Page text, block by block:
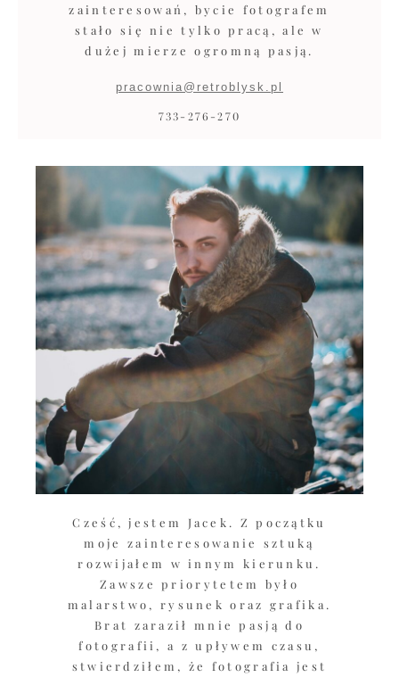
zainteresowań, bycie fotografem
stało się nie tylko pracą, ale w
dużej mierze ogromną pasją.
pracownia@retroblysk.pl
733-276-270
Cześć, jestem Jacek. Z początku
moje zainteresowanie sztuką
rozwijałem w innym kierunku.
Zawsze priorytetem było
malarstwo, rysunek oraz grafika.
Brat zaraził mnie pasją do
fotografii, a z upływem czasu,
stwierdziłem, że fotografia jest